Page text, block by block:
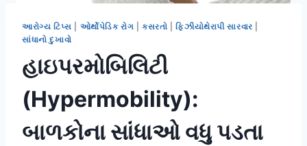
આરોગ્ય ટિપ્સ ઓર્થોપેડિક રોગ |કસરતો |ફિઝીયોથેરાપી સારવાર
સાંધાનો દુખાવો
હાઇપરમોબિલિટી
(Hypermobility):
બાળકોના સાંધાઓ વધુ પડતા